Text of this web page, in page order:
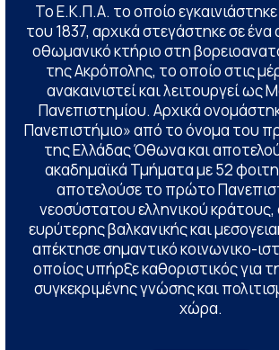
Το Ε.Κ.Π.Α. το οποίο
του 1837, αρχικά στεγάστηκε σε ένα
οθωμανικό κτήριο στη
της Ακρόπολης, το οποίο στις
ανακαινιστεί και λειτουργεί ως
Πανεπιστημίου. Αρχικά
Πανεπιστήμιο» από το όνομα του
της Ελλάδας Όθωνα και
ακαδημαϊκά Τμήματα με 52
αποτελούσε το πρώτο
νεοσύστατου ελληνικού κράτους,
ευρύτερης βαλκανικής και
απέκτησε σημαντικό κοινωνικο-
οποίος υπήρξε καθοριστικός για
συγκεκριμένης γνώσης και
χώρα.